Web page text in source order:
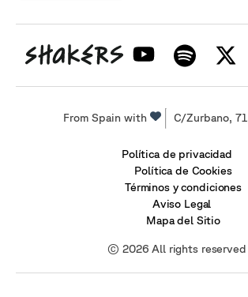
From Spain with C/Zurbano,
Política de privacidad
Política de Cookies
Términos y condiciones
Aviso Legal
Mapa del Sitio
© 2026 All rights reserved